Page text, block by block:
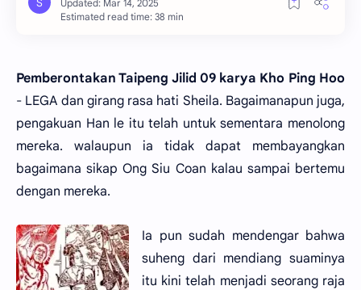
Estimated read time: 38 min
Pemberontakan Taipeng Jilid 09 karya Kho Ping Hoo
- LEGA dan girang rasa hati Sheila. Bagaimanapun juga,
pengakuan Han le itu telah untuk sementara menolong
mereka. walaupun ia tidak dapat membayangkan
bagaimana sikap Ong Siu Coan kalau sampai bertemu
dengan mereka.
Ia pun sudah mendengar bahwa
suheng dari mendiang suaminya
itu kini telah menjadi seorang raja